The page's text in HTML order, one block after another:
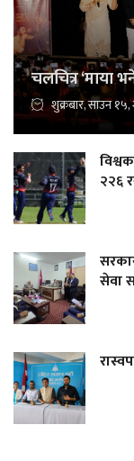
चलचित्र ‘माया
शुक्रबार, साउन
२२६
सेवा